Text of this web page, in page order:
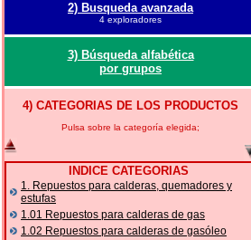
2) Busqueda avanzada
4 exploradores
3) Búsqueda alfabética
por grupos
4) CATEGORIAS DE LOS PRODUCTOS
Pulsa sobre la categoría elegida;
INDICE CATEGORIAS
1. Repuestos para calderas, quemadores y
estufas
1.01 Repuestos para calderas de gas
1.02 Repuestos para calderas de gasóleo